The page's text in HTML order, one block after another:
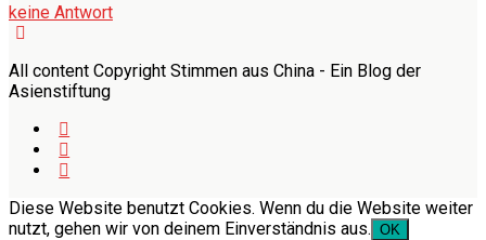
keine Antwort
All content Copyright Stimmen aus China - Ein Blog der
Asienstiftung
Diese Website benutzt Cookies. Wenn du die Website weiter
nutzt, gehen wir von deinem Einverständnis aus. OK